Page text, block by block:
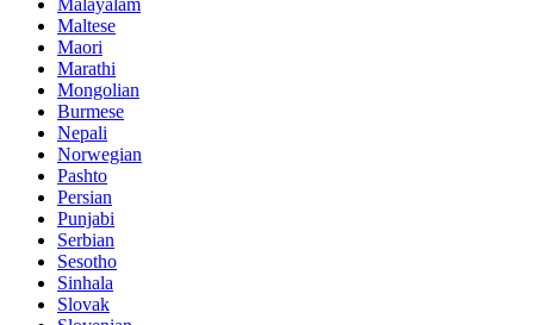
Malayalam
Maltese
Maori
Marathi
Mongolian
Burmese
Nepali
Norwegian
Pashto
Persian
Punjabi
Serbian
Sesotho
Sinhala
Slovak